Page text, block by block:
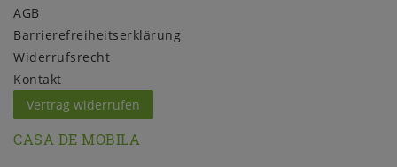
AGB
Barrierefreiheitserklärung
Widerrufs­recht
Kontakt
Vertrag widerrufen
CASA DE MOBILA